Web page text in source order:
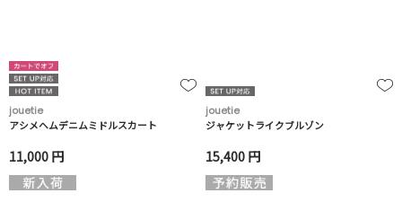
jouetie
アシメヘムデニムミドルスカート
11,000 円
jouetie
ジャケットライクブルゾン
15,400 円